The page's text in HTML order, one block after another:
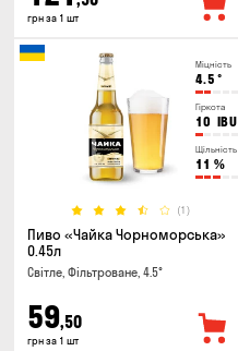
грн за 1 шт
Міцність
4.5 °
Гіркота
10 IBU
Щільність
11 %
(1)
Пиво «Чайка Чорноморська»
0.45л
Світле, Фільтроване, 4.5°
59,50
грн за 1 шт